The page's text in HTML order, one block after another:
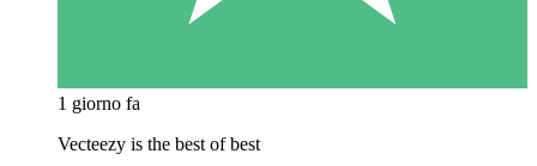
1 giorno fa
Vecteezy is the best of best